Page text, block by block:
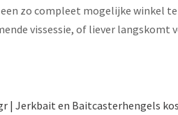
zo compleet mogelijke winkel
vissessie, of liever langskomt
| Jerkbait en Baitcasterhengels